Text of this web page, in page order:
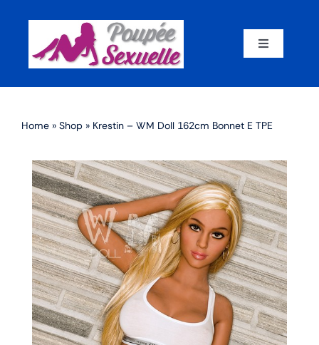
content
Toggle
Par corps
Par marque
Par matériaux
Par taille
Sex dolls en promotion
Home » Shop » Krestin – WM Doll 162cm Bonnet E TPE